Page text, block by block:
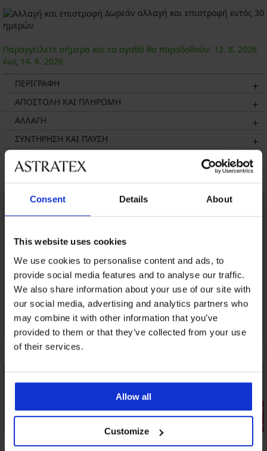
Consent Details About
This website uses cookies
We use cookies to personalise content and ads, to
provide social media features and to analyse our traffic.
We also share information about your use of our site with
our social media, advertising and analytics partners who
may combine it with other information that you’ve
provided to them or that they’ve collected from your use
of their services.
Allow all
Customize
Δωρεάν αλλαγή και επιστροφή εντός 30
ημερών
Παραγγείλετε σήμερα και τα αγαθά θα παραδοθούν: 12. 8. 2026
έως 14. 8. 2026
ΠΕΡΙΓΡΑΦΗ
ΑΠΟΣΤΟΛΗ ΚΑΙ ΠΛΗΡΩΜΗ
ΑΛΛΑΓΗ
ΣΥΝΤΗΡΗΣΗ ΚΑΙ ΠΛΥΣΗ
Μπορεί να σας αρέσει
Ξεπούλημα
Ξεπούλημα
Έκπτωση -